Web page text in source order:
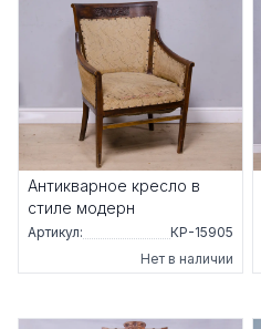
Антикварное кресло в
стиле модерн
Артикул:
КР-15905
Нет в наличии